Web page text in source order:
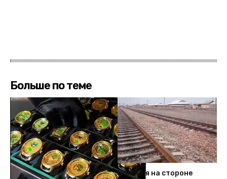
Больше по теме
Полиция на стороне